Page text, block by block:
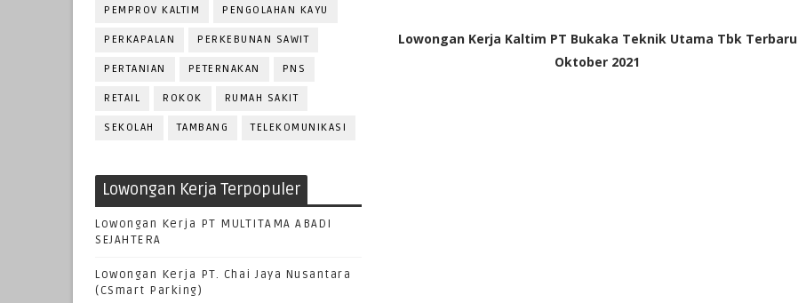
PEMPROV KALTIM PENGOLAHAN KAYU
PERKAPALAN PERKEBUNAN SAWIT
PERTANIAN PETERNAKAN PNS
RETAIL ROKOK RUMAH SAKIT
SEKOLAH TAMBANG TELEKOMUNIKASI
Lowongan Kerja Terpopuler
Lowongan Kerja PT MULTITAMA ABADI
SEJAHTERA
Lowongan Kerja PT. Chai Jaya Nusantara
(CSmart Parking)
Lowongan Kerja Kaltim PT Bukaka Teknik Utama Tbk Terbaru
Oktober 2021